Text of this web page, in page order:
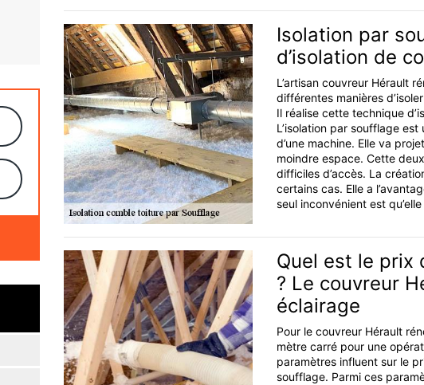
Isolation par
d’isolation de
L’artisan couvreur Hérault
différentes manières
Il réalise cette technique
L’isolation par soufflage
d’une machine. Elle va
moindre espace. Cette
difficiles d’accès. La
certains cas. Elle a
seul inconvénient est
Quel est le prix
? Le couvreur
éclairage
Pour le couvreur Hérault
mètre carré pour une
paramètres influent sur le
soufflage. Parmi ces